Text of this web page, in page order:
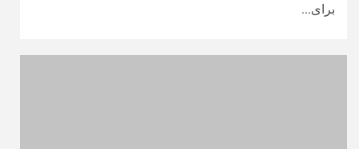
برای...